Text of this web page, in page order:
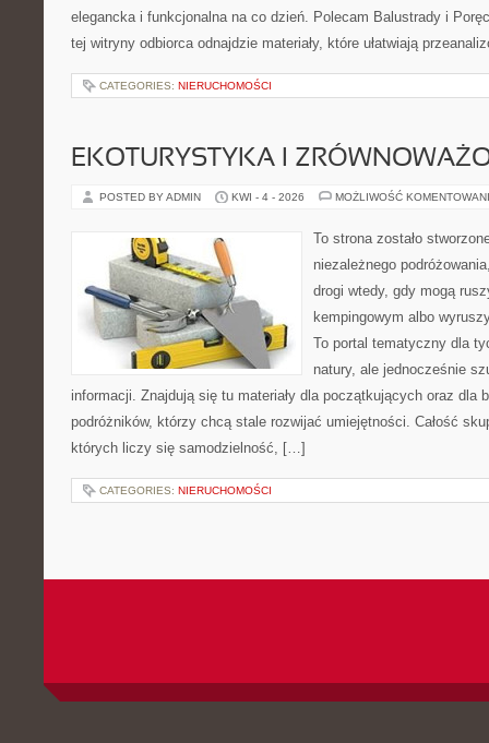
elegancka i funkcjonalna na co dzień. Polecam Balustrady i
tej witryny odbiorca odnajdzie materiały, które ułatwiają
CATEGORIES: NIERUCHOMOŚCI
EKOTURYSTYKA I
POSTED BY ADMIN KWI - 4 - 2026 MOŻLIWOŚĆ
To strona zostało
niezależnego
drogi wtedy, gdy mogą
kempingowym albo
To portal tematyczny dla
natury, ale jednocześnie
informacji. Znajdują się tu materiały dla początkujących oraz dla
podróżników, którzy chcą stale rozwijać umiejętności. Całość
których liczy się samodzielność, […]
CATEGORIES: NIERUCHOMOŚCI